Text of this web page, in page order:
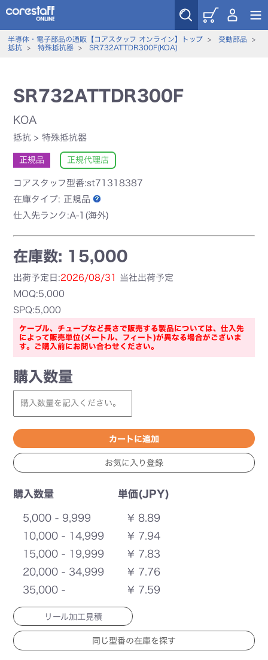
半導体・電子部品の通販【コアスタッフ オンライン】トップ> 受動部品 >
抵抗> 特殊抵抗器> SR732ATTDR300F(KOA)
SR732ATTDR300F
KOA
抵抗 >特殊抵抗器
正規品 正規代理店
コアスタッフ型番:st71318387
在庫タイプ: 正規品
仕入先ランク:A-1(海外)
在庫数: 15,000
出荷予定日:2026/08/31
当社出荷予定
MOQ:5,000
SPQ:5,000
ケーブル、チューブなど長さで販売する製品については、仕入先
によって販売単位(メートル、フィート)が異なる場合がございま
す。ご購入前にお問い合わせください。
購入数量
購入数量 単価(JPY)
5,000 - 9,999
¥ 8.89
10,000 - 14,999
¥ 7.94
15,000 - 19,999
¥ 7.83
20,000 - 34,999
¥ 7.76
35,000 -
¥ 7.59
リール加工見積